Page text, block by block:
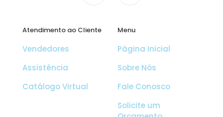
Atendimento ao Cliente
Vendedores
Assistência
Catálogo Virtual
Menu
Página Inicial
Sobre Nós
Fale Conosco
Solicite um